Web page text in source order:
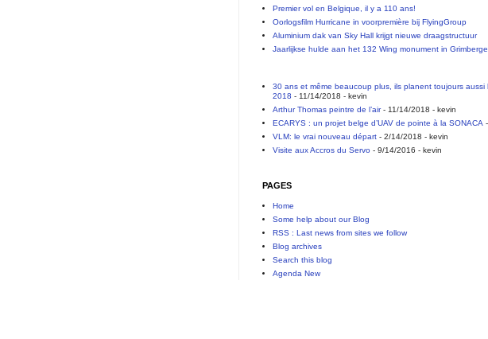
Premier vol en Belgique, il y a 110 ans!
Oorlogsfilm Hurricane in voorpremière bij FlyingGroup
Aluminium dak van Sky Hall krijgt nieuwe draagstructuur
Jaarlijkse hulde aan het 132 Wing monument in
30 ans et même beaucoup plus, ils planent toujours
2018 - 11/14/2018 - kevin
Arthur Thomas peintre de l’air- 11/14/2018 - kevin
ECARYS : un projet belge d’UAV de pointe à la SONACA
VLM: le vrai nouveau départ- 2/14/2018 - kevin
Visite aux Accros du Servo- 9/14/2016 - kevin
PAGES
Home
Some help about our Blog
RSS : Last news from sites we follow
Blog archives
Search this blog
Agenda New